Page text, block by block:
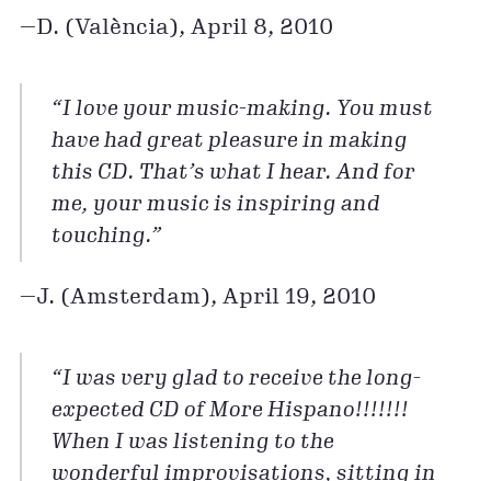
—D. (València), April 8, 2010
“I love your music-making. You must
have had great pleasure in making
this CD. That’s what I hear. And for
me, your music is inspiring and
touching.”
—J. (Amsterdam), April 19, 2010
“I was very glad to receive the long-
expected CD of More Hispano!!!!!!!
When I was listening to the
wonderful improvisations, sitting in